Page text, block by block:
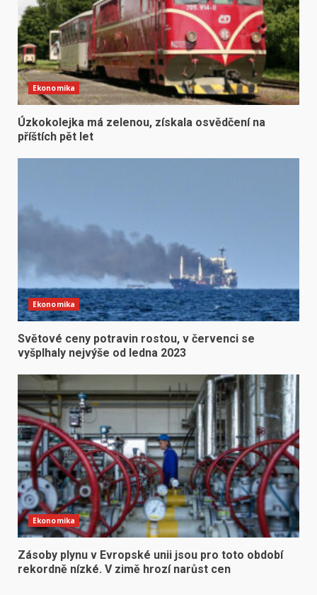
Ekonomika
Úzkokolejka má zelenou, získala osvědčení na
příštích pět let
Ekonomika
Světové ceny potravin rostou, v červenci se
vyšplhaly nejvýše od ledna 2023
Ekonomika
Zásoby plynu v Evropské unii jsou pro toto období
rekordně nízké. V zimě hrozí narůst cen